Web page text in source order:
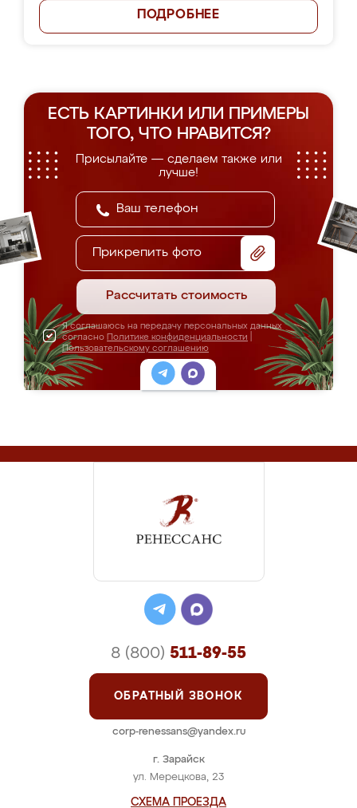
ПОДРОБНЕЕ
ЕСТЬ КАРТИНКИ ИЛИ ПРИМЕРЫ
ТОГО, ЧТО НРАВИТСЯ?
Присылайте — сделаем также или
лучше!
Прикрепить фото
Рассчитать стоимость
Я соглашаюсь на передачу персональных данных
согласно Политике конфиденциальности
Пользовательскому соглашению
г. Зарайск
ул. Мерецкова, 23
СХЕМА ПРОЕЗДА
8 (800) 511-89-55
ОБРАТНЫЙ ЗВОНОК
corp-renessans@yandex.ru